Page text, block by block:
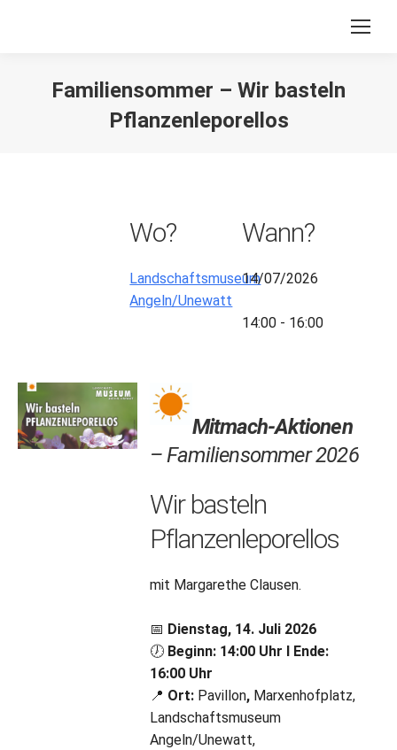
Familiensommer – Wir basteln
Pflanzenleporellos
Wo?
Landschaftsmuseum
Angeln/Unewatt
Wann?
14/07/2026
14:00 - 16:00
Mitmach-Aktionen
–Familiensommer 2026
Wir basteln
Pflanzenleporellos
mit Margarethe Clausen.
📅 Dienstag, 14. Juli 2026
🕖 Beginn: 14:00 Uhr I Ende:
16:00 Uhr
📍 Ort: Pavillon,Marxenhofplatz,
Landschaftsmuseum
Angeln/Unewatt,